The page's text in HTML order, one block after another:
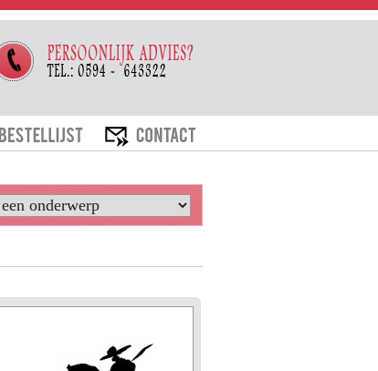
BESTELLIJST CONTACT